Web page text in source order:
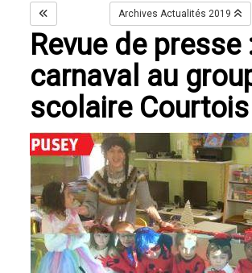
Archives Actualités 2019
Revue de presse
carnaval au
scolaire Courtois